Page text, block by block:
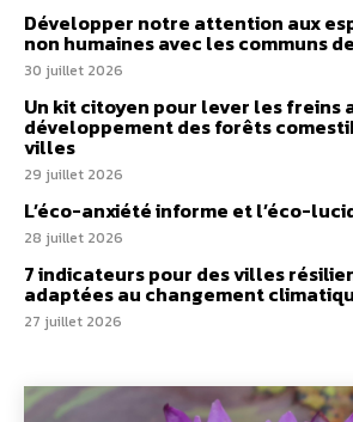
Développer notre attention aux
non humaines avec les communs
30 juillet 2026
Un kit citoyen pour lever les freins
développement des forêts
villes
29 juillet 2026
L’éco-anxiété informe et l’éco-
28 juillet 2026
7 indicateurs pour des villes
adaptées au changement
27 juillet 2026